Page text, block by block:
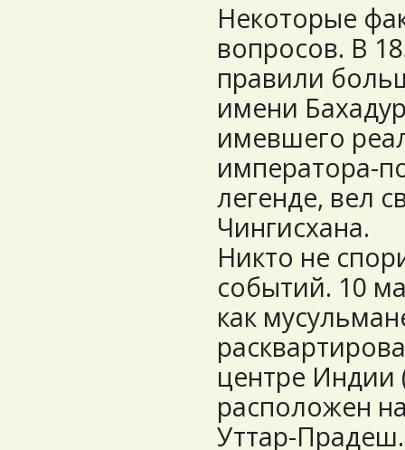
Некоторые
вопросов. В
правили
имени
имевшего
императора-
легенде, вел
Чингисхана.
Никто не
событий. 10
как
центре Индии
расположен
Уттар-